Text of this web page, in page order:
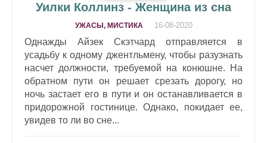
Уилки Коллинз - Женщина из сна
УЖАСЫ, МИСТИКА 16-08-2020
Однажды Айзек Скэтчард отправляется в
усадьбу к одному джентльмену, чтобы разузнать
насчет должности, требуемой на конюшне. На
обратном пути он решает срезать дорогу, но
ночь застает его в пути и он останавливается в
придорожной гостинице. Однако, покидает ее,
увидев то ли во сне...